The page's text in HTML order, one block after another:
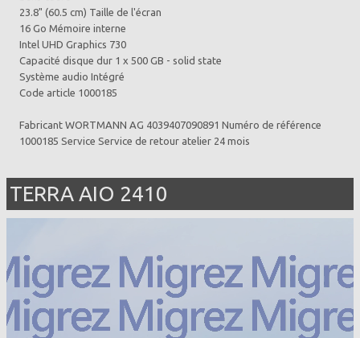
23.8" (60.5 cm) Taille de l'écran
16 Go Mémoire interne
Intel UHD Graphics 730
Capacité disque dur 1 x 500 GB - solid state
Système audio Intégré
Code article 1000185
Fabricant WORTMANN AG 4039407090891 Numéro de référence
1000185 Service Service de retour atelier 24 mois
TERRA AIO 2410